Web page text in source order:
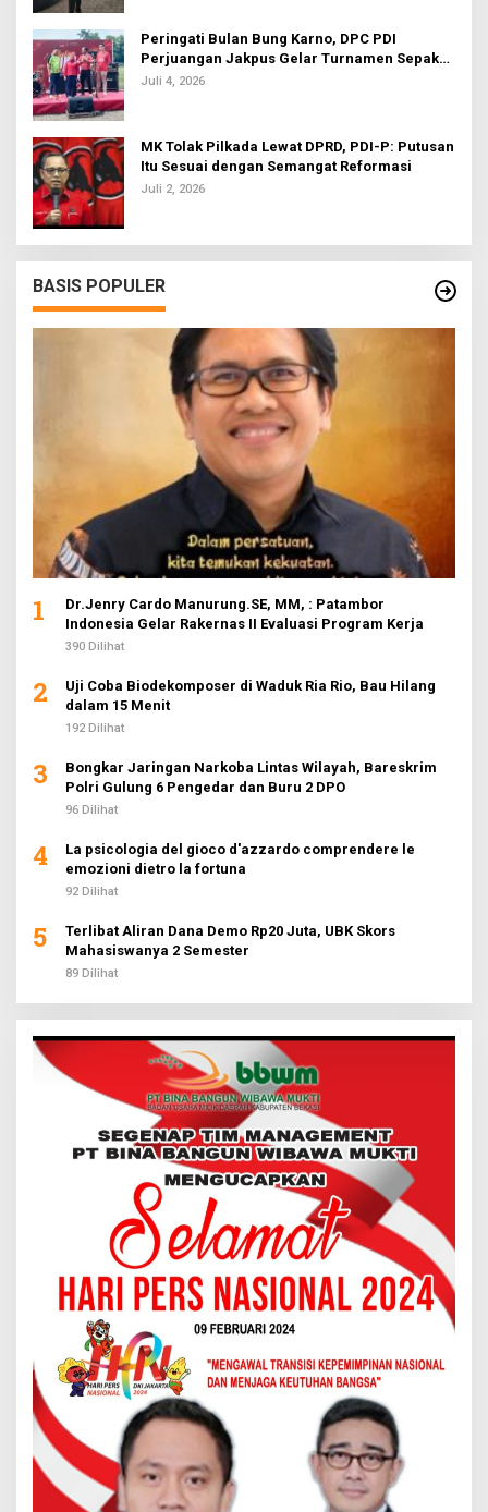
Peringati Bulan Bung Karno, DPC PDI
Perjuangan Jakpus Gelar Turnamen Sepak
Bola U-20
Juli 4, 2026
MK Tolak Pilkada Lewat DPRD, PDI-P: Putusan
Itu Sesuai dengan Semangat Reformasi
Juli 2, 2026
BASIS POPULER
1
Dr.Jenry Cardo Manurung.SE, MM, : Patambor
Indonesia Gelar Rakernas II Evaluasi Program Kerja
390 Dilihat
2
Uji Coba Biodekomposer di Waduk Ria Rio, Bau Hilang
dalam 15 Menit
192 Dilihat
3
Bongkar Jaringan Narkoba Lintas Wilayah, Bareskrim
Polri Gulung 6 Pengedar dan Buru 2 DPO
96 Dilihat
4
La psicologia del gioco d'azzardo comprendere le
emozioni dietro la fortuna
92 Dilihat
5
Terlibat Aliran Dana Demo Rp20 Juta, UBK Skors
Mahasiswanya 2 Semester
89 Dilihat